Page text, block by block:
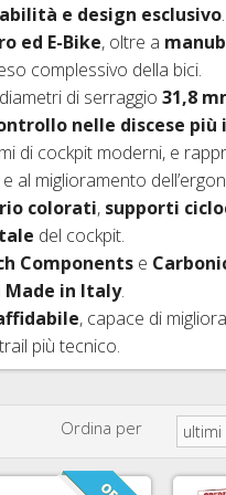
e design esclusivo.
ed E-Bike, oltre a
complessivo della bici.
di serraggio 31,8
nelle discese più
di cockpit moderni, e
al miglioramento
colorati, supporti
del cockpit.
Componentse
in Italy.
, capace di
più tecnico.
Ordina per